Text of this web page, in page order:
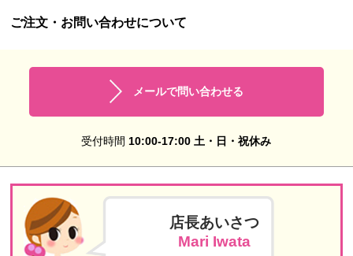
ご注文・お問い合わせについて
メールで問い合わせる
受付時間 10:00-17:00 土・日・祝休み
店長あいさつ
Mari Iwata